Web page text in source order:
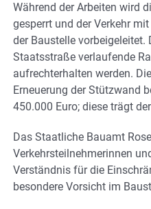
Während der Arbeiten wird
gesperrt und der Verkehr
der Baustelle vorbeigeleitet.
Staatsstraße verlaufende
aufrechterhalten werden.
Erneuerung der Stützwand
450.000 Euro; diese trägt
Das Staatliche Bauamt
Verkehrsteilnehmerinnen
Verständnis für die
besondere Vorsicht im